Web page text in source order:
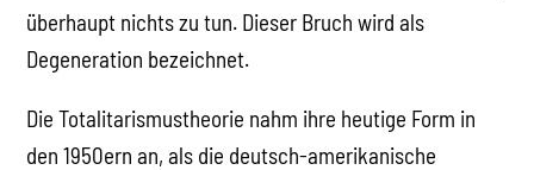
überhaupt nichts zu tun. Dieser Bruch wird als
Degeneration bezeichnet.
Die Totalitarismustheorie nahm ihre heutige Form in
den 1950ern an, als die deutsch-amerikanische